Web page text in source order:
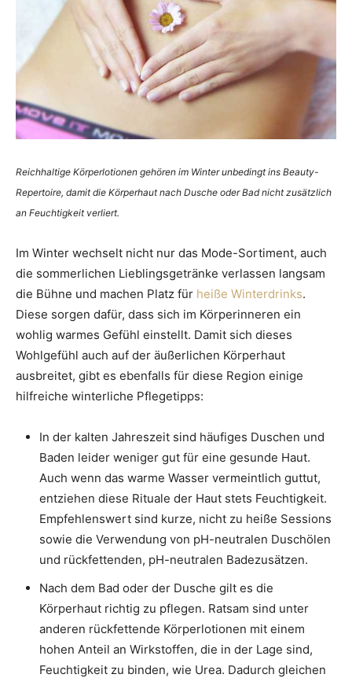
Reichhaltige Körperlotionen gehören im Winter unbedingt ins Beauty-
Repertoire, damit die Körperhaut nach Dusche oder Bad nicht zusätzlich
an Feuchtigkeit verliert.
Im Winter wechselt nicht nur das Mode-Sortiment, auch
die sommerlichen Lieblingsgetränke verlassen langsam
die Bühne und machen Platz für heiße Winterdrinks.
Diese sorgen dafür, dass sich im Körperinneren ein
wohlig warmes Gefühl einstellt. Damit sich dieses
Wohlgefühl auch auf der äußerlichen Körperhaut
ausbreitet, gibt es ebenfalls für diese Region einige
hilfreiche winterliche Pflegetipps:
In der kalten Jahreszeit sind häufiges Duschen und
Baden leider weniger gut für eine gesunde Haut.
Auch wenn das warme Wasser vermeintlich guttut,
entziehen diese Rituale der Haut stets Feuchtigkeit.
Empfehlenswert sind kurze, nicht zu heiße Sessions
sowie die Verwendung von pH-neutralen Duschölen
und rückfettenden, pH-neutralen Badezusätzen.
Nach dem Bad oder der Dusche gilt es die
Körperhaut richtig zu pflegen. Ratsam sind unter
anderen rückfettende Körperlotionen mit einem
hohen Anteil an Wirkstoffen, die in der Lage sind,
Feuchtigkeit zu binden, wie Urea. Dadurch gleichen